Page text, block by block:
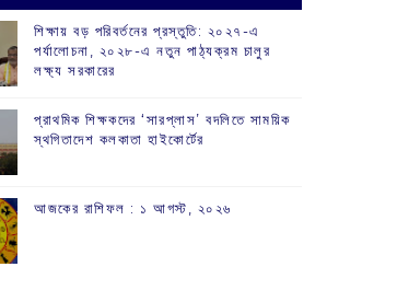
শিক্ষায় বড় পরিবর্তনের প্রস্তুতি: ২০২৭-এ
পর্যালোচনা, ২০২৮-এ নতুন পাঠ্যক্রম চালুর
লক্ষ্য সরকারের
প্রাথমিক শিক্ষকদের ‘সারপ্লাস’ বদলিতে সাময়িক
স্থগিতাদেশ কলকাতা হাইকোর্টের
আজকের রাশিফল :‌ ‌‌১ আগস্ট, ২০২৬